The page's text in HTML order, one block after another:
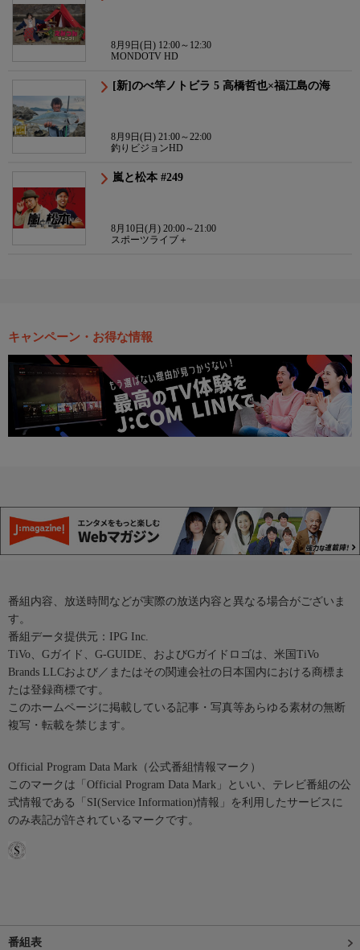
8月9日(日) 12:00～12:30
MONDOTV HD
[新]のべ竿ノトビラ 5 高橋哲也×福江島の海
8月9日(日) 21:00～22:00
釣りビジョンHD
嵐と松本 #249
8月10日(月) 20:00～21:00
スポーツライブ＋
キャンペーン・お得な情報
番組内容、放送時間などが実際の放送内容と異なる場合がございま
す。
番組データ提供元：IPG Inc.
TiVo、Gガイド、G-GUIDE、およびGガイドロゴは、米国TiVo
Brands LLCおよび／またはその関連会社の日本国内における商標ま
たは登録商標です。
このホームページに掲載している記事・写真等あらゆる素材の無断
複写・転載を禁じます。
Official Program Data Mark（公式番組情報マーク）
このマークは「Official Program Data Mark」といい、テレビ番組の公
式情報である「SI(Service Information)情報」を利用したサービスに
のみ表記が許されているマークです。
番組表